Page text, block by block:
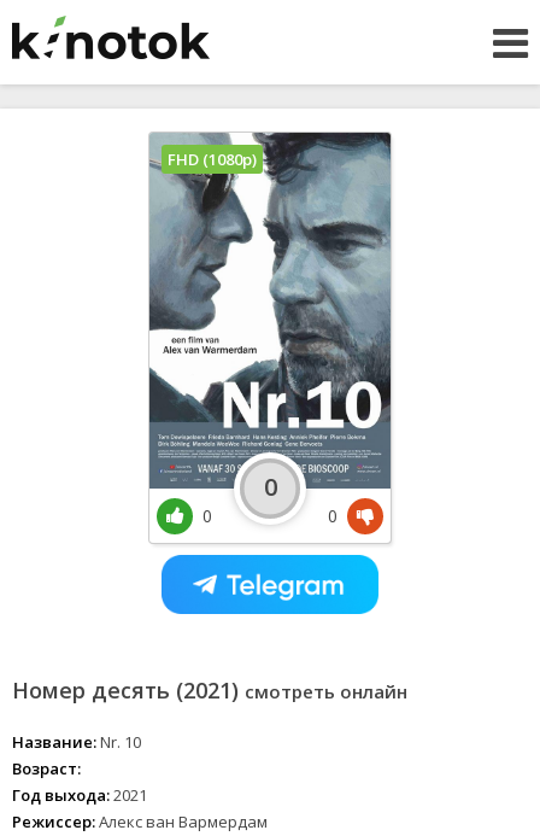
Номер десять (2021) смотреть онлайн
Название:Nr. 10
Возраст:
Год выхода:2021
Режиссер:Алекс ван Вармердам
FHD (1080p)
0
0
0